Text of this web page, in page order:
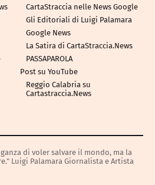
CartaStraccia nelle News Google
Gli Editoriali di Luigi Palamara
Google News
La Satira di CartaStraccia.News
PASSAPAROLA
Post su YouTube
Reggio Calabria su
Cartastraccia.News
di voler salvare il mondo, ma la
Luigi Palamara Giornalista e Artista